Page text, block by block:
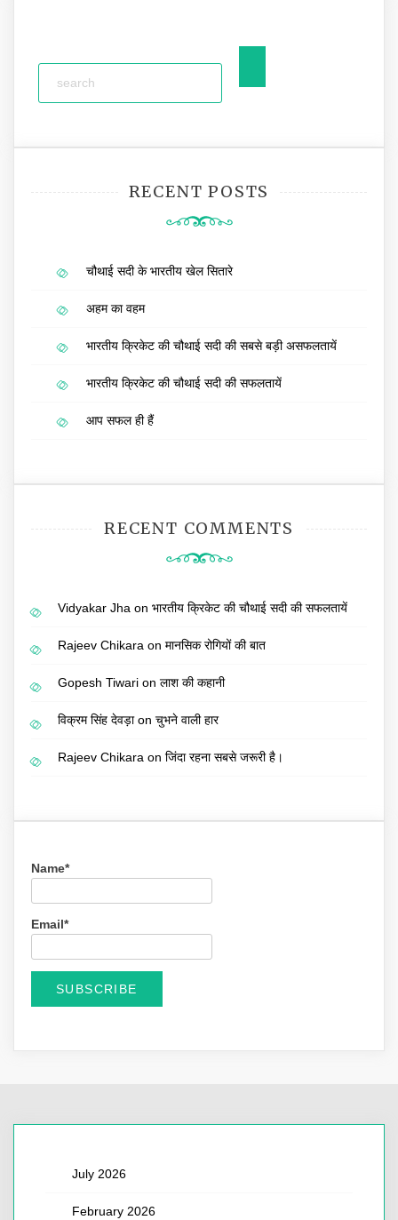
RECENT POSTS
चौथाई सदी के भारतीय खेल सितारे
अहम का वहम
भारतीय क्रिकेट की चौथाई सदी की सबसे बड़ी असफलतायें
भारतीय क्रिकेट की चौथाई सदी की सफलतायें
आप सफल ही हैं
RECENT COMMENTS
Vidyakar Jha on भारतीय क्रिकेट की चौथाई सदी की सफलतायें
Rajeev Chikara on मानसिक रोगियों की बात
Gopesh Tiwari on लाश की कहानी
विक्रम सिंह देवड़ाon चुभने वाली हार
Rajeev Chikara on जिंदा रहना सबसे जरूरी है।
Name*
Email*
July 2026
February 2026